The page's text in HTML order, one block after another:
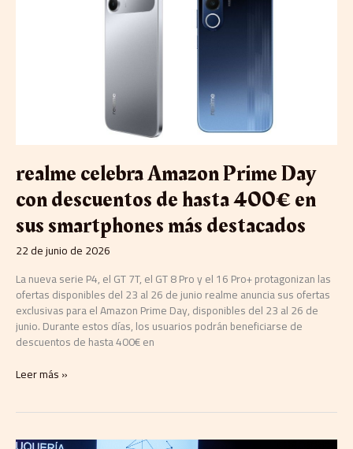
realme celebra Amazon Prime Day
con descuentos de hasta 400€ en
sus smartphones más destacados
22 de junio de 2026
La nueva serie P4, el GT 7T, el GT 8 Pro y el 16 Pro+ protagonizan las
ofertas disponibles del 23 al 26 de junio realme anuncia sus ofertas
exclusivas para el Amazon Prime Day, disponibles del 23 al 26 de
junio. Durante estos días, los usuarios podrán beneficiarse de
descuentos de hasta 400€ en
más
destacados
Leer más »